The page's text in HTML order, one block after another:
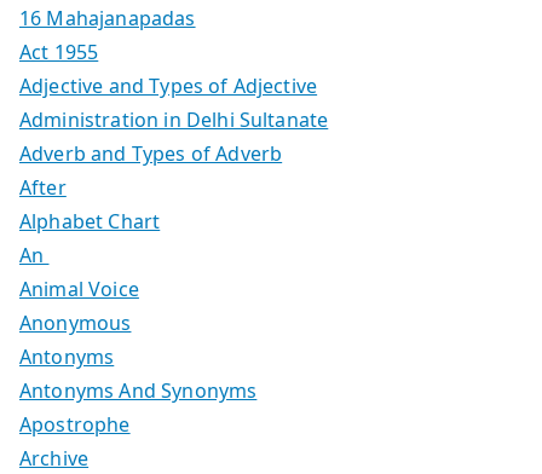
16 Mahajanapadas
Act 1955
Adjective and Types of Adjective
Administration in Delhi Sultanate
Adverb and Types of Adverb
After
Alphabet Chart
An
Animal Voice
Anonymous
Antonyms
Antonyms And Synonyms
Apostrophe
Archive